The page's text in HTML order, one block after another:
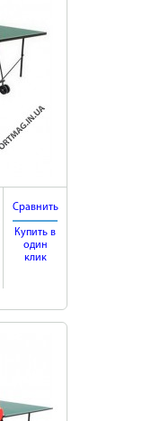
Сравнить
Купить в
один
клик